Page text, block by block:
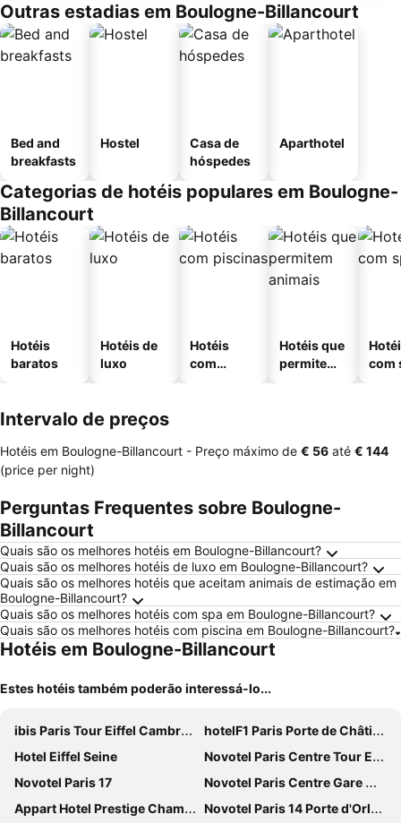
Outras estadias em Boulogne-Billancourt
Bed and
breakfasts
Hostel
Casa de
hóspedes
Aparthotel
Categorias de hotéis populares em Boulogne-
Billancourt
Hotéis
baratos
Hotéis de
luxo
Hotéis
com
Hotéis que
permitem
com
Intervalo de preços
Hotéis em Boulogne-Billancourt - Preço máximo de ‎€ 56 até ‎€ 144
(price per night)
Perguntas Frequentes sobre Boulogne-
Billancourt
Quais são os melhores hotéis em Boulogne-Billancourt?
Quais são os melhores hotéis de luxo em Boulogne-Billancourt?
Quais são os melhores hotéis que aceitam animais de estimação em
Boulogne-Billancourt?
Quais são os melhores hotéis com spa em Boulogne-Billancourt?
Quais são os melhores hotéis com piscina em Boulogne-Billancourt?
Hotéis em Boulogne-Billancourt
Estes hotéis também poderão interessá-lo...
ibis Paris Tour Eiffel Cambronne 15ème
hotelF1 Paris Porte de Châtillon
Hotel Eiffel Seine
Novotel Paris Centre Tour Eiffel
Novotel Paris 17
Novotel Paris Centre Gare Montparnasse
Appart Hotel Prestige Champs Elysees
Novotel Paris 14 Porte d'Orléans